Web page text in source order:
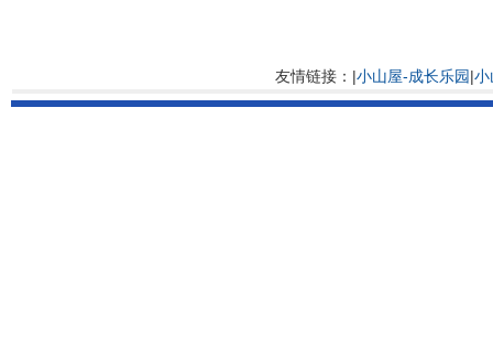
友情链接：|小山屋-成长乐园|小